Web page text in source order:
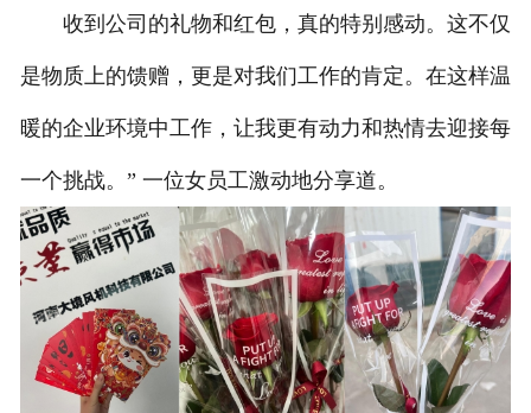
收到公司的礼物和红包，真的特别感动。这不仅
是物质上的馈赠，更是对我们工作的肯定。在这样温
暖的企业环境中工作，让我更有动力和热情去迎接每
一个挑战。” 一位女员工激动地分享道。